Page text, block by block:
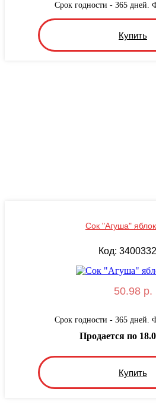
Срок годности - 365 дней.
Купить
Сок "Агуша"
Код:
50.98 р.
Срок годности - 365 дней.
Купить
Продается по